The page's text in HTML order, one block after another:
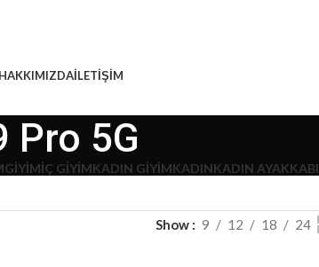
HAKKIMIZDAİLETIŞIM
Pro 5G
GIYIMİÇ GIYIMKADIN GİYİMKADINKADIN AYAKKABI
Show 9 12 18 24